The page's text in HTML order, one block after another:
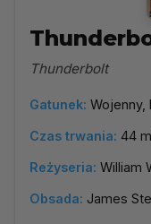
Thunderbolt
Gatunek: Wojenny,
Czas trwania: 44
Reżyseria: William
Obsada: James